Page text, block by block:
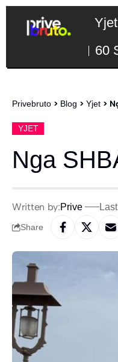
Yjet
60
Privebruto > Blog > Yjet >
YJET
Nga
Written by:Prive
Share